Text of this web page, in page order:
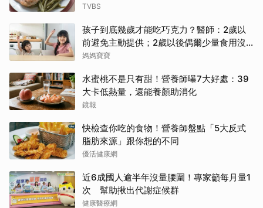
TVBS
孩子到底幾歲才能吃巧克力？醫師：2歲以
前避免主動提供；2歲以後偶爾少量食用沒
問題
媽媽寶寶
水蜜桃不是只有甜！營養師曝7大好處：39
大卡低熱量，還能養顏助消化
鏡報
快檢查你吃的食物！營養師盤點「5大反式
脂肪來源」跟你想的不同
優活健康網
近6成國人逾半年沒量腰圍！專家籲每月量1
次 幫助揪出代謝症候群
健康醫療網